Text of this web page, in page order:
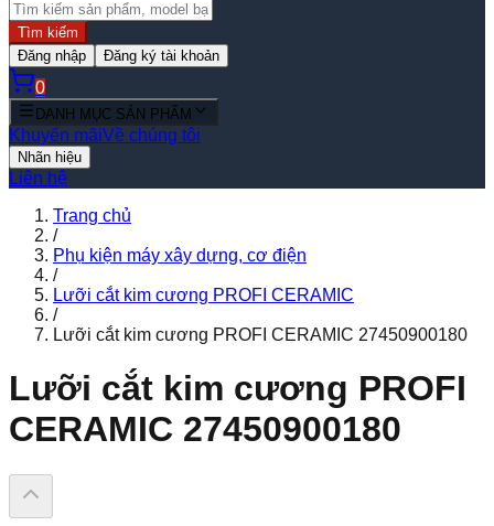
Tìm kiếm
Đăng nhập
Đăng ký tài khoản
0
DANH MỤC SẢN PHẨM
Khuyến mãiVề chúng tôi
Nhãn hiệu
Liên hệ
Trang chủ
/
Phụ kiện máy xây dựng, cơ điện
/
Lưỡi cắt kim cương PROFI CERAMIC
/
Lưỡi cắt kim cương PROFI CERAMIC 27450900180
Lưỡi cắt kim cương PROFI
CERAMIC 27450900180